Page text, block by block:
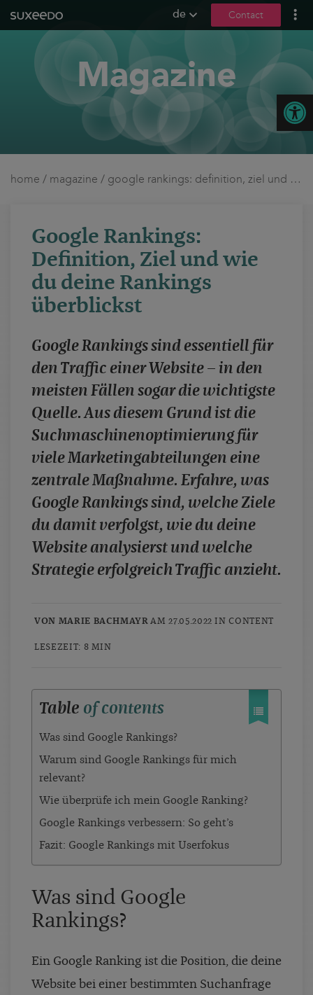
de Contact
what we do
leadgenerierung
content marketing
social media
b2b marketing
ux und conversions
about us
references
whitepaper
branchen
contact
Magazine
home / magazine / google rankings: definition, ziel und wie du deine rankings überblickst
Google Rankings:
Definition, Ziel und wie
du deine Rankings
überblickst
Google Rankings sind essentiell für
den Traffic einer Website – in den
meisten Fällen sogar die wichtigste
Quelle. Aus diesem Grund ist die
Suchmaschinenoptimierung für
viele Marketingabteilungen eine
zentrale Maßnahme. Erfahre, was
Google Rankings sind, welche Ziele
du damit verfolgst, wie du deine
Website analysierst und welche
Strategie erfolgreich Traffic anzieht.
VON MARIE BACHMAYR AM 27.05.2022 IN CONTENT
LESEZEIT: 8 MIN
Table of contents
Was sind Google Rankings?
Warum sind Google Rankings für mich
relevant?
Wie überprüfe ich mein Google Ranking?
Google Rankings verbessern: So geht’s
Fazit: Google Rankings mit Userfokus
Was sind Google
Rankings?
Ein Google Ranking ist die Position, die deine
Website bei einer bestimmten Suchanfrage